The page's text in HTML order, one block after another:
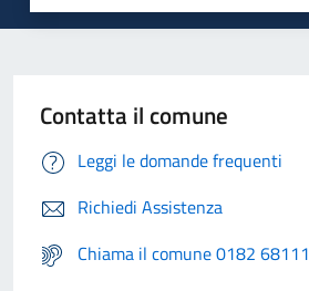
Contatta il comune
Leggi le domande frequenti
Richiedi Assistenza
Chiama il comune 0182 68111